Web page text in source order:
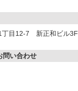
丁目12-7 新正和ビル3F
問い合わせ